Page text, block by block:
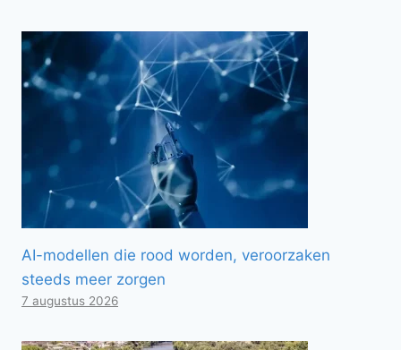
AI-modellen die rood worden, veroorzaken
steeds meer zorgen
7 augustus 2026